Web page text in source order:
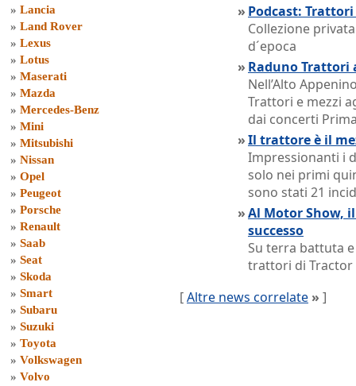
» Lancia
» Land Rover
» Lexus
» Lotus
» Maserati
» Mazda
» Mercedes-Benz
» Mini
» Mitsubishi
» Nissan
» Opel
» Peugeot
» Porsche
» Renault
» Saab
» Seat
» Skoda
» Smart
» Subaru
» Suzuki
» Toyota
» Volkswagen
» Volvo
» Podcast: Trattori
Collezione
d´epoca
» Raduno Trattori
Nell’Alto
Trattori e mezzi
dai concerti
»Il trattore è il
Impressionanti i
solo nei primi
sono stati 21
»Al Motor Show,
successo
Su terra battuta
trattori di Tractor
[Altre news correlate » ]